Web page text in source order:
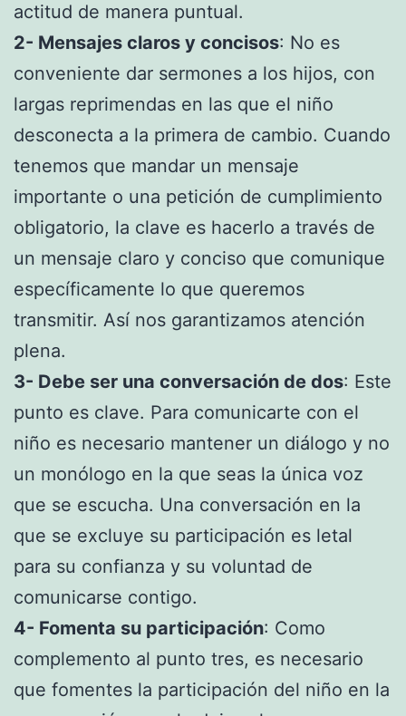
actitud de manera puntual.
2- Mensajes claros y concisos: No es
conveniente dar sermones a los hijos, con
largas reprimendas en las que el niño
desconecta a la primera de cambio. Cuando
tenemos que mandar un mensaje
importante o una petición de cumplimiento
obligatorio, la clave es hacerlo a través de
un mensaje claro y conciso que comunique
específicamente lo que queremos
transmitir. Así nos garantizamos atención
plena.
3- Debe ser una conversación de dos: Este
punto es clave. Para comunicarte con el
niño es necesario mantener un diálogo y no
un monólogo en la que seas la única voz
que se escucha. Una conversación en la
que se excluye su participación es letal
para su confianza y su voluntad de
comunicarse contigo.
4- Fomenta su participación: Como
complemento al punto tres, es necesario
que fomentes la participación del niño en la